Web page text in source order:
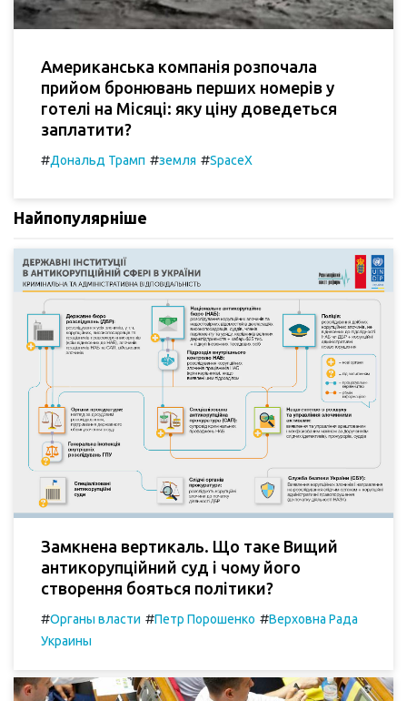
Американська компанія розпочала
прийом бронювань перших номерів у
готелі на Місяці: яку ціну доведеться
заплатити?
#Дональд Трамп #земля #SpaceX
Найпопулярніше
Замкнена вертикаль. Що таке Вищий
антикорупційний суд і чому його
створення бояться політики?
#Органы власти #Петр Порошенко #Верховна Рада
Украины